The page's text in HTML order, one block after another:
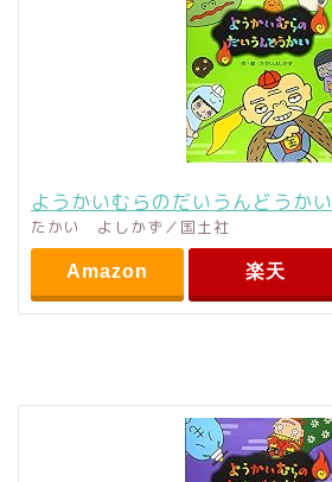
ようかいむらのだいうんどうかい
たかい よしかず／国土社
Amazon 楽天